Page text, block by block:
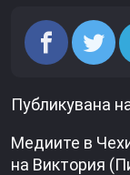
Публикувана
Медиите в
на Виктория